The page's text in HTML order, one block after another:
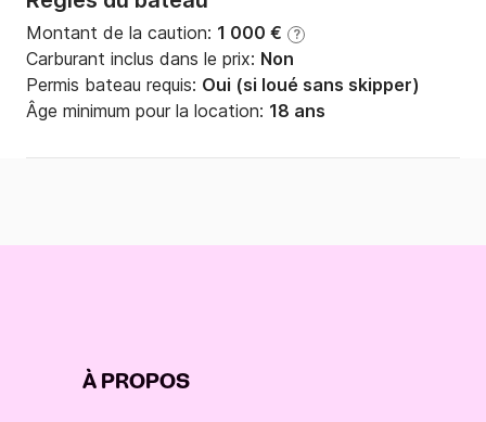
Montant de la caution: 1 000 € ?
Carburant inclus dans le prix: Non
Permis bateau requis: Oui (si loué sans skipper)
Âge minimum pour la location: 18 ans
À PROPOS